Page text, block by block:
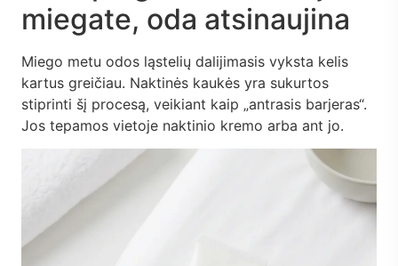
miegate, oda atsinaujina
Miego metu odos ląstelių dalijimasis vyksta kelis
kartus greičiau. Naktinės kaukės yra sukurtos
stiprinti šį procesą, veikiant kaip „antrasis barjeras“.
Jos tepamos vietoje naktinio kremo arba ant jo.